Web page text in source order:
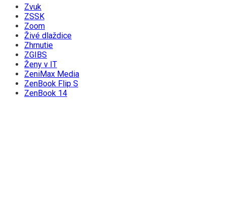
Zvuk
ZSSK
Zoom
Živé dlaždice
Zhrnutie
ZGIBS
Ženy v IT
ZeniMax Media
ZenBook Flip S
ZenBook 14